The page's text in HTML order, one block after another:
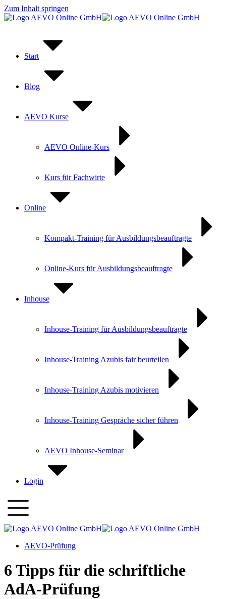
Zum Inhalt springen
Start
Blog
AEVO Kurse
AEVO Online-Kurs
Kurs für Fachwirte
Online
Kompakt-Training für Ausbildungs­beauftragte
Online-Kurs für Ausbildungs­beauftragte
Inhouse
Inhouse-Training für Ausbildungsbeauftragte
Inhouse-Training Azubis fair beurteilen
Inhouse-Training Azubis motivieren
Inhouse-Training Gespräche sicher führen
AEVO Inhouse-Seminar
Login
AEVO-Prüfung
6 Tipps für die schriftliche
AdA-Prüfung